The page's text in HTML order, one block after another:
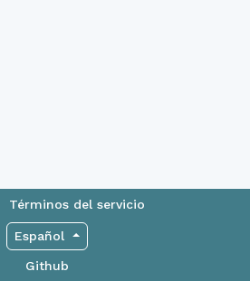
Términos del servicio
Español
Github